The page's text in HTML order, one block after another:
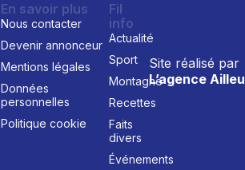
Site réalisé par
L’agence
En savoir plus
Nous contacter
Devenir annonceur
Mentions légales
Données
personnelles
Politique cookie
Fil
info
Actualité
Sport
Montagne
Recettes
Faits
divers
Événements